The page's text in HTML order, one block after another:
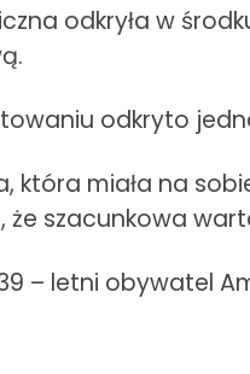
odkryła w
odkryto
która miała na
że szacunkowa
– letni obywatel